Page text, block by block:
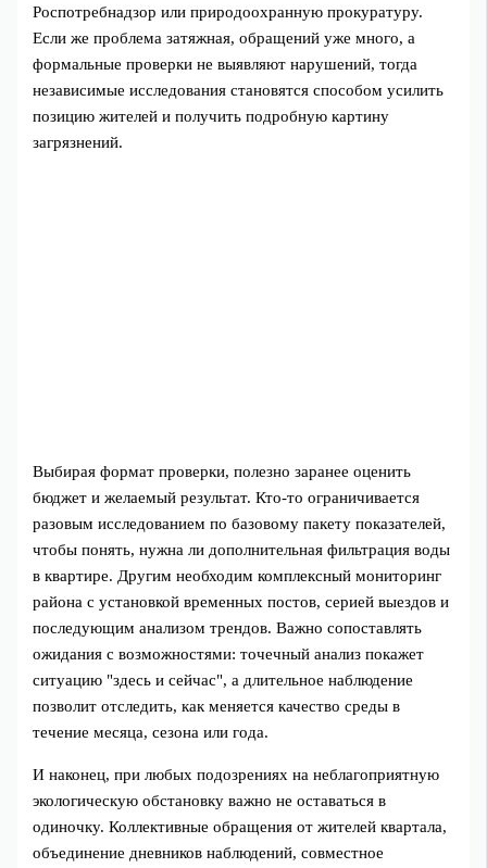
Роспотребнадзор или природоохранную прокуратуру.
Если же проблема затяжная, обращений уже много, а
формальные проверки не выявляют нарушений, тогда
независимые исследования становятся способом усилить
позицию жителей и получить подробную картину
загрязнений.
Выбирая формат проверки, полезно заранее оценить
бюджет и желаемый результат. Кто-то ограничивается
разовым исследованием по базовому пакету показателей,
чтобы понять, нужна ли дополнительная фильтрация воды
в квартире. Другим необходим комплексный мониторинг
района с установкой временных постов, серией выездов и
последующим анализом трендов. Важно сопоставлять
ожидания с возможностями: точечный анализ покажет
ситуацию "здесь и сейчас", а длительное наблюдение
позволит отследить, как меняется качество среды в
течение месяца, сезона или года.
И наконец, при любых подозрениях на неблагоприятную
экологическую обстановку важно не оставаться в
одиночку. Коллективные обращения от жителей квартала,
объединение дневников наблюдений, совместное